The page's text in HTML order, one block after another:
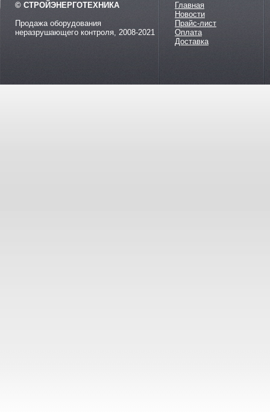
© СТРОЙЭНЕРГОТЕХНИКА
Продажа оборудования
неразрушающего контроля, 2008-2021
Главная
Новости
Прайс-лист
Оплата
Доставка